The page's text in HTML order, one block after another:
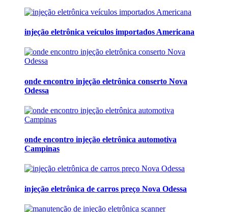
injeção eletrônica veículos importados Americana
onde encontro injeção eletrônica conserto Nova
Odessa
onde encontro injeção eletrônica automotiva
Campinas
injeção eletrônica de carros preço Nova Odessa